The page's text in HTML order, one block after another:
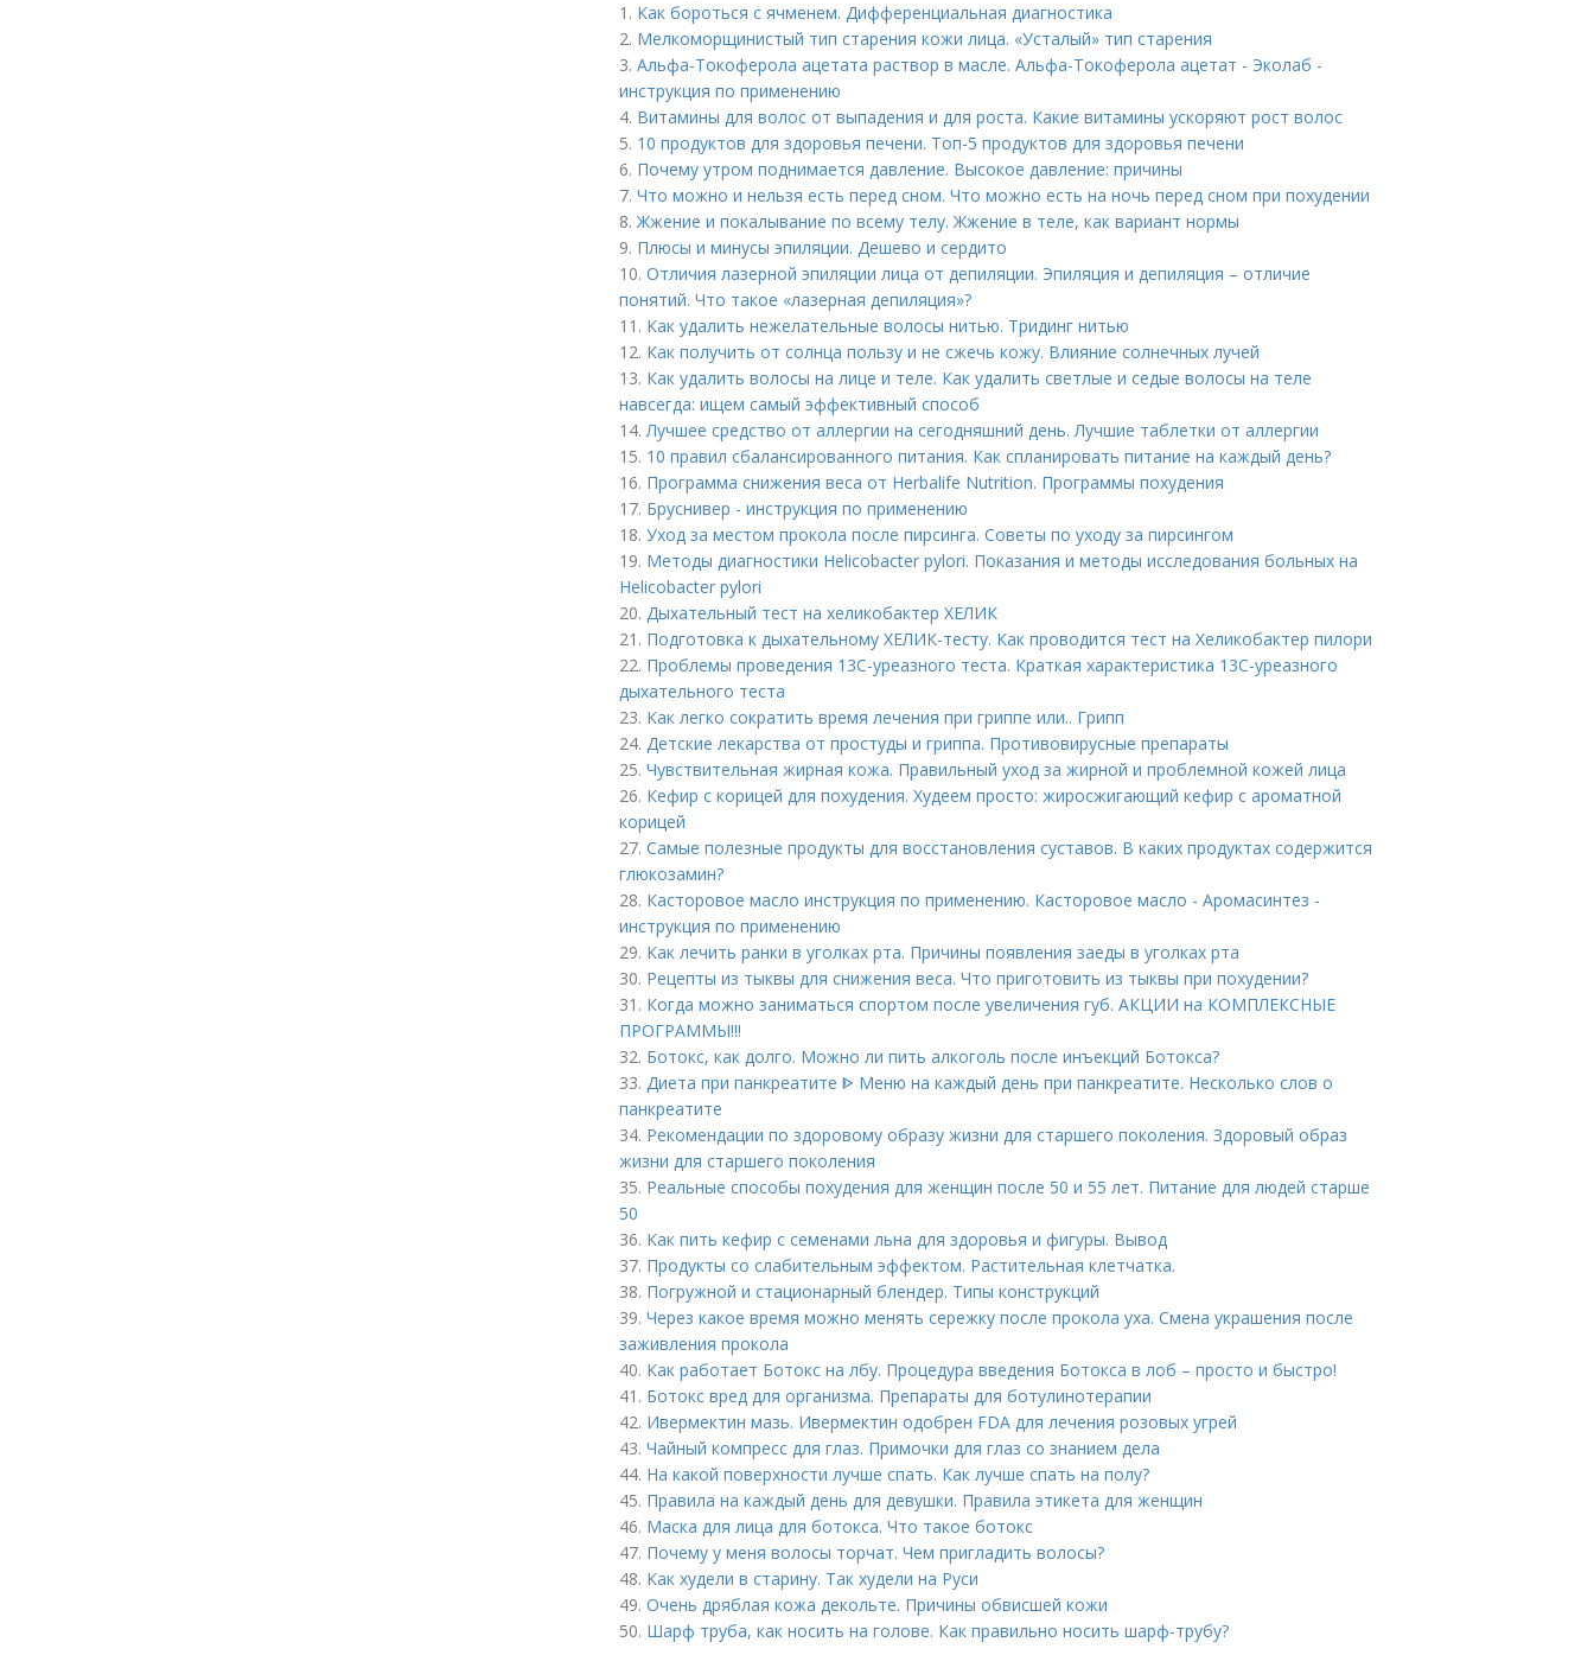
1. Как бороться с ячменем. Дифференциальная диагностика
2. Мелкоморщинистый тип старения кожи лица. «Усталый» тип старения
3. Альфа-Токоферола ацетата раствор в масле. Альфа-Токоферола ацетат - Эколаб -
инструкция по применению
4. Витамины для волос от выпадения и для роста. Какие витамины ускоряют рост волос
5. 10 продуктов для здоровья печени. Топ-5 продуктов для здоровья печени
6. Почему утром поднимается давление. Высокое давление: причины
7. Что можно и нельзя есть перед сном. Что можно есть на ночь перед сном при похудении
8.Жжение и покалывание по всему телу. Жжение в теле, как вариант нормы
9. Плюсы и минусы эпиляции. Дешево и сердито
10. Отличия лазерной эпиляции лица от депиляции. Эпиляция и депиляция – отличие
понятий. Что такое «лазерная депиляция»?
11. Как удалить нежелательные волосы нитью. Тридинг нитью
12. Как получить от солнца пользу и не сжечь кожу. Влияние солнечных лучей
13. Как удалить волосы на лице и теле. Как удалить светлые и седые волосы на теле
навсегда: ищем самый эффективный способ
14.Лучшее средство от аллергии на сегодняшний день. Лучшие таблетки от аллергии
15. 10 правил сбалансированного питания. Как спланировать питание на каждый день?
16. Программа снижения веса от Herbalife Nutrition. Программы похудения
17. Бруснивер - инструкция по применению
18. Уход за местом прокола после пирсинга. Советы по уходу за пирсингом
19. Методы диагностики Helicobacter pylori. Показания и методы исследования больных на
Helicobacter pylori
20. Дыхательный тест на хеликобактер ХЕЛИК
21. Подготовка к дыхательному ХЕЛИК-тесту. Как проводится тест на Хеликобактер пилори
22. Проблемы проведения 13С-уреазного теста. Краткая характеристика 13С-уреазного
дыхательного теста
23. Как легко сократить время лечения при гриппе или.. Грипп
24. Детские лекарства от простуды и гриппа. Противовирусные препараты
25. Чувствительная жирная кожа. Правильный уход за жирной и проблемной кожей лица
26. Кефир с корицей для похудения. Худеем просто: жиросжигающий кефир с ароматной
корицей
27. Самые полезные продукты для восстановления суставов. В каких продуктах содержится
глюкозамин?
28. Касторовое масло инструкция по применению. Касторовое масло - Аромасинтез -
инструкция по применению
29. Как лечить ранки в уголках рта. Причины появления заеды в уголках рта
30. Рецепты из тыквы для снижения веса. Что приготовить из тыквы при похудении?
31. Когда можно заниматься спортом после увеличения губ. АКЦИИ на КОМПЛЕКСНЫЕ
ПРОГРАММЫ!!!
32. Ботокс, как долго. Можно ли пить алкоголь после инъекций Ботокса?
33. Диета при панкреатите ᐈ Меню на каждый день при панкреатите. Несколько слов о
панкреатите
34. Рекомендации по здоровому образу жизни для старшего поколения. Здоровый образ
жизни для старшего поколения
35. Реальные способы похудения для женщин после 50 и 55 лет. Питание для людей старше
50
36. Как пить кефир с семенами льна для здоровья и фигуры. Вывод
37. Продукты со слабительным эффектом. Растительная клетчатка.
38. Погружной и стационарный блендер. Типы конструкций
39. Через какое время можно менять сережку после прокола уха. Смена украшения после
заживления прокола
40. Как работает Ботокс на лбу. Процедура введения Ботокса в лоб – просто и быстро!
41. Ботокс вред для организма. Препараты для ботулинотерапии
42. Ивермектин мазь. Ивермектин одобрен FDA для лечения розовых угрей
43. Чайный компресс для глаз. Примочки для глаз со знанием дела
44. На какой поверхности лучше спать. Как лучше спать на полу?
45. Правила на каждый день для девушки. Правила этикета для женщин
46. Маска для лица для ботокса. Что такое ботокс
47. Почему у меня волосы торчат. Чем пригладить волосы?
48. Как худели в старину. Так худели на Руси
49. Очень дряблая кожа декольте. Причины обвисшей кожи
50. Шарф труба, как носить на голове. Как правильно носить шарф-трубу?